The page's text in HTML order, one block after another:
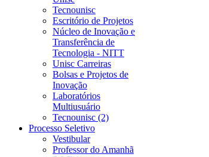
Tecnounisc
Escritório de Projetos
Núcleo de Inovação e
Transferência de
Tecnologia - NITT
Unisc Carreiras
Bolsas e Projetos de
Inovação
Laboratórios
Multiusuário
Tecnounisc (2)
Processo Seletivo
Vestibular
Professor do Amanhã